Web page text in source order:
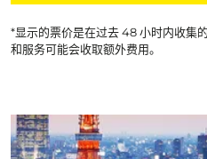
*显示的票价是在过去 48 小时内收集
和服务可能会收取额外费用。